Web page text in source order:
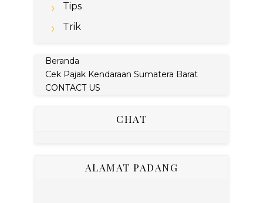
Tips
Trik
Beranda
Cek Pajak Kendaraan Sumatera Barat
CONTACT US
CHAT
ALAMAT PADANG